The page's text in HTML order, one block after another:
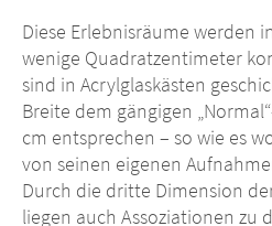
Diese Erlebnisräume werden
wenige Quadratzentimeter
sind in Acrylglaskästen
Breite dem gängigen
cm entsprechen – so wie es
von seinen eigenen
Durch die dritte Dimension
liegen auch Assoziationen zu